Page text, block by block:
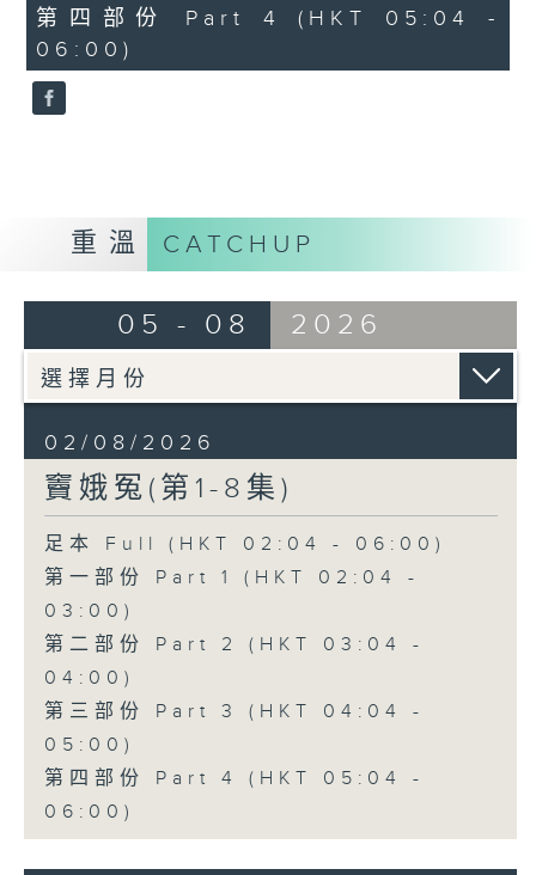
56
minutes,
9
seconds
第四部份 Part 4 (HKT 05:04 -
06:00)
重溫 CATCHUP
05 - 08 2026
02/08/2026
竇娥冤(第1-8集)
足本 Full (HKT 02:04 - 06:00)
第一部份 Part 1 (HKT 02:04 -
03:00)
第二部份 Part 2 (HKT 03:04 -
04:00)
第三部份 Part 3 (HKT 04:04 -
05:00)
第四部份 Part 4 (HKT 05:04 -
06:00)